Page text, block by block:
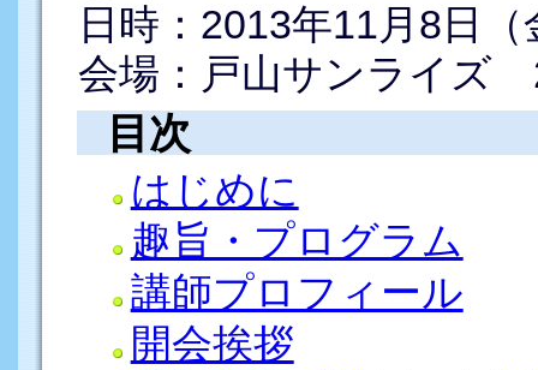
日時：2013年11月8日（
会場：戸山サンライ
目次
はじめに
趣旨・プログラム
講師プロフィール
開会挨拶